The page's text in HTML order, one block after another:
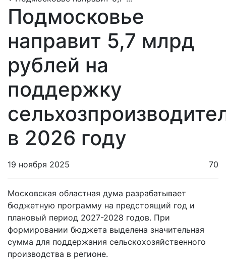
Подмосковье
направит 5,7 млрд
рублей на
поддержку
в 2026 году
19 ноября 2025 70
Московская областная дума разрабатывает
бюджетную программу на предстоящий год и
плановый период 2027-2028 годов. При
формировании бюджета выделена значительная
сумма для поддержания сельскохозяйственного
производства в регионе.